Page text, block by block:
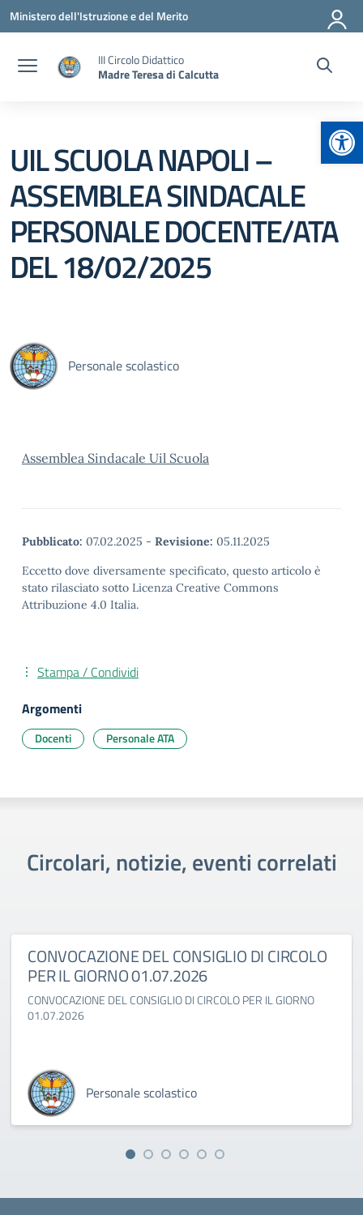
Vai ai contenuti
Vai al menu di navigazione
Vai al footer
Ministero dell'Istruzione e del Merito
III Circolo Didattico
Madre Teresa di Calcutta
UIL SCUOLA NAPOLI –
ASSEMBLEA SINDACALE
PERSONALE DOCENTE/ATA
DEL 18/02/2025
Personale scolastico
Assemblea Sindacale Uil Scuola
Pubblicato: 07.02.2025 - Revisione: 05.11.2025
Eccetto dove diversamente specificato, questo articolo è
stato rilasciato sotto Licenza Creative Commons
Attribuzione 4.0 Italia.
Stampa / Condividi
Argomenti
Docenti Personale ATA
Circolari, notizie, eventi correlati
CONVOCAZIONE DEL CONSIGLIO DI CIRCOLO
PER IL GIORNO 01.07.2026
CONVOCAZIONE DEL CONSIGLIO DI CIRCOLO PER IL GIORNO
01.07.2026
Personale scolastico